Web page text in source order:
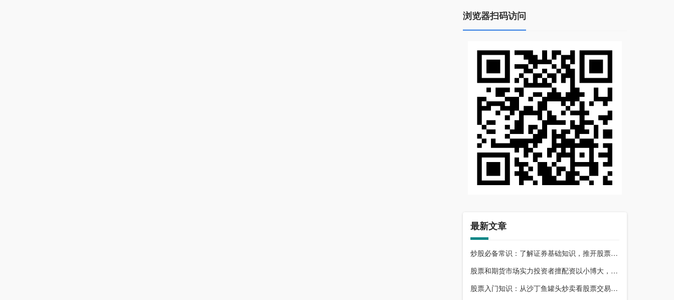
浏览器扫码访问
最新文章
炒股必备常识：了解证券基础知识，推开股票市场大门
股票和期货市场实力投资者擅配资以小博大，顶配网优势尽显
股票入门知识：从沙丁鱼罐头炒卖看股票交易本质，你了解吗？